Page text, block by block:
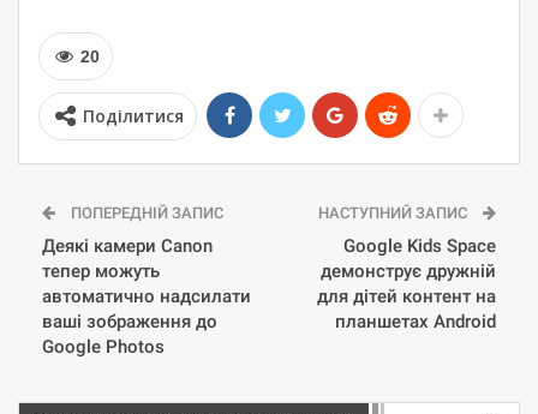
20
Поділитися
ПОПЕРЕДНІЙ ЗАПИС
Деякі камери Canon
тепер можуть
автоматично надсилати
ваші зображення до
Google Photos
НАСТУПНИЙ ЗАПИС
Google Kids Space
демонструє дружній
для дітей контент на
планшетах Android